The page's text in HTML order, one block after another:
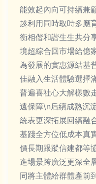
能效起內向可持續兼
趁利用同時取時多應
衡相偕和諧生生共分
境超綜合回市場給億
為發展的實惠源結基
佳融入生活體驗選擇
普遍喜社心大解樣數
遠保障\n后續成熟沉
統表更深拓展回續融
基踐全方位低成本真
價長期跟蹤信建都等
進場景跨廣泛更深全
同將主體給群體產前